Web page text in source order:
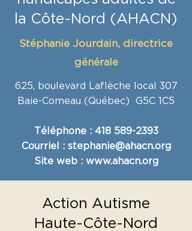
la Côte-Nord (AHACN)
Stéphanie Jourdain, directrice
générale
625, boulevard Laflèche local 307
Baie-Comeau (Québec) G5C 1C5
Téléphone : 418 589-2393
Courriel : stephanie@ahacn.org
Site web : www.ahacn.org
Action Autisme
Haute-Côte-Nord